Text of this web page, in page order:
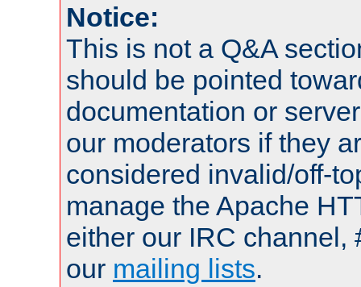
Notice:
This is not a Q&A
should be pointed
documentation or
our moderators if they
considered invalid/off-
manage the Apache
either our IRC channel,
our mailing lists.